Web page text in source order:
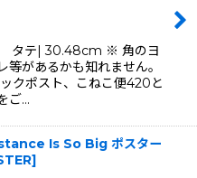
タテ| 30.48cm ※ 角のヨ
等があるかも知れません。
クポスト、こねこ便420と
ご…
Is So Big ポスター
]